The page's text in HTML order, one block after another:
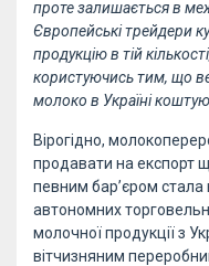
проте залишається в
Європейські трейдери
продукцію в тій
користуючись тим, що
молоко в Україні
Вірогідно,
продавати на експорт
певним бар’єром стала
автономних
молочної продукції з
вітчизняним